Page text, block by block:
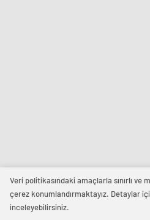
Veri politikasındaki amaçlarla sınırlı ve
çerez konumlandırmaktayız. Detaylar
inceleyebilirsiniz.